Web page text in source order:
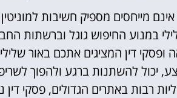
מייחסים מספיק חשיבות
במנוע החיפוש גוגל וברשתות
דין המציגים אתכם באור
יכול להשתנות ברגע ולהפוך
רבות באתרים הגדולים, פסקי דין